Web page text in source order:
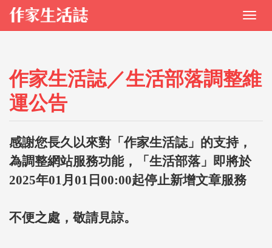
作家生活誌／生活部落調整維
運公告
感謝您長久以來對「作家生活誌」的支持，
為調整網站服務功能，「生活部落」即將於
2025年01月01日00:00起停止新增文章服務
不便之處，敬請見諒。